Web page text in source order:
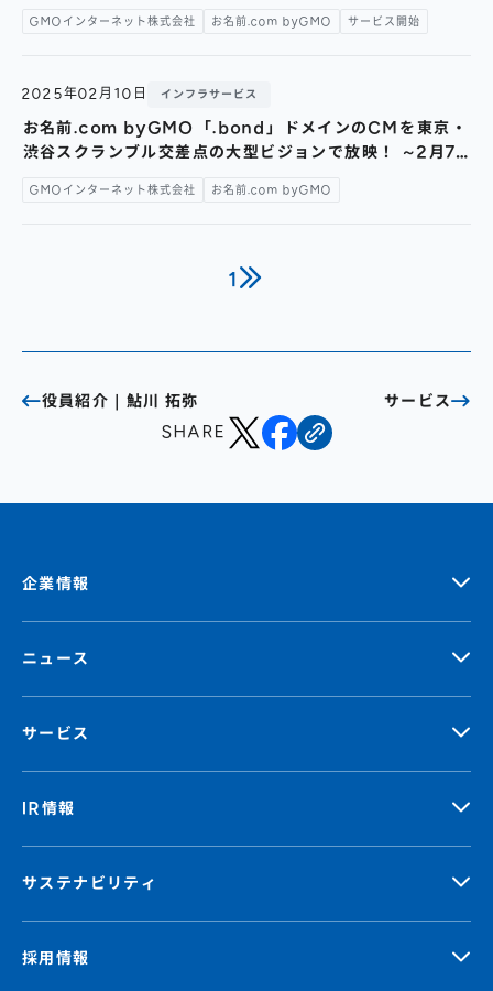
GMOインターネット株式会社 お名前.com byGMO サービス開始
2025年02月10日 インフラサービス
お名前.com byGMO「.bond」ドメインのCMを東京・
渋谷スクランブル交差点の大型ビジョンで放映！ ～2月7
GMOインターネット株式会社 お名前.com byGMO
1
役員紹介｜鮎川 拓弥
サービス
SHARE
企業情報
ニュース
サービス
IR情報
サステナビリティ
採用情報